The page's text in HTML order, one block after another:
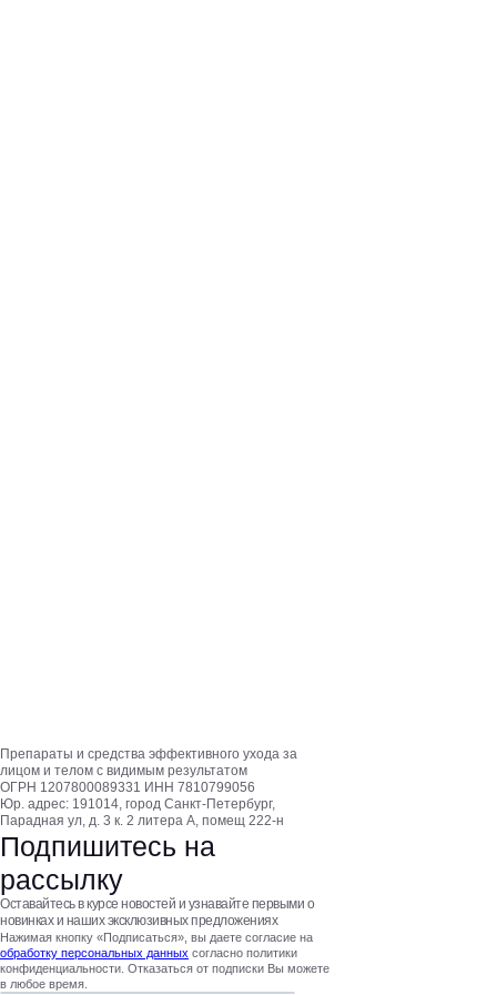
Препараты и средства эффективного ухода за
лицом и телом с видимым результатом
ОГРН 1207800089331 ИНН 7810799056
Юр. адрес: 191014, город Санкт-Петербург,
Парадная ул, д. 3 к. 2 литера А, помещ 222-н
Подпишитесь на
рассылку
Оставайтесь в курсе новостей и узнавайте первыми о
новинках и наших эксклюзивных предложениях
Нажимая кнопку «Подписаться», вы даете согласие на
обработку персональных данных согласно политики
конфиденциальности. Отказаться от подписки Вы можете
в любое время.